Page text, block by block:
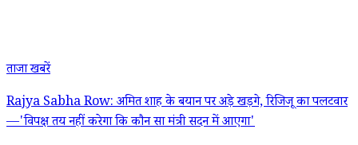
ताजा खबरें
Rajya Sabha Row: अमित शाह के बयान पर अड़े खड़गे, रिजिजू का पलटवार
—'विपक्ष तय नहीं करेगा कि कौन सा मंत्री सदन में आएगा'